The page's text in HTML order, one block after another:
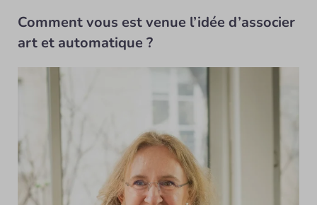
Comment vous est venue l’idée d’associer
art et automatique ?